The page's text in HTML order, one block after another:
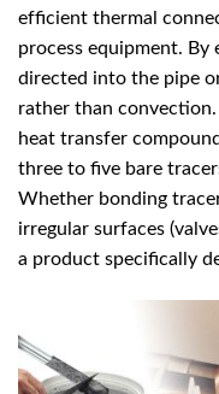
efﬁcient thermal
process equipment. By
directed into the pipe
rather than convection.
heat transfer
three to ﬁve bare
Whether bonding
irregular surfaces
a product speciﬁcally